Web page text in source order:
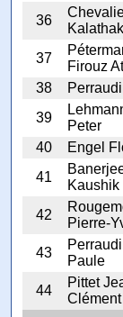
36
37
Firouz
38
39
Peter
40
Engel
41
Kaushik
42
Pierre-
43
Paule
44
Pittet
Clément